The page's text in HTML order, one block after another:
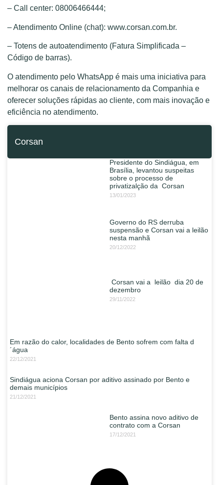
– Call center: 08006466444;
– Atendimento Online (chat): www.corsan.com.br.
– Totens de autoatendimento (Fatura Simplificada –
Código de barras).
O atendimento pelo WhatsApp é mais uma iniciativa para
melhorar os canais de relacionamento da Companhia e
oferecer soluções rápidas ao cliente, com mais inovação e
eficiência no atendimento.
Corsan
Presidente do Sindiágua, em
Brasília, levantou suspeitas
sobre o processo de
privatizalção da Corsan
13/01/2023
Governo do RS derruba
suspensão e Corsan vai a leilão
nesta manhã
20/12/2022
Corsan vai a leilão dia 20 de
dezembro
29/11/2022
Em razão do calor, localidades de Bento sofrem com falta d
´água
22/12/2021
Sindiágua aciona Corsan por aditivo assinado por Bento e
demais municípios
21/12/2021
Bento assina novo aditivo de
contrato com a Corsan
17/12/2021